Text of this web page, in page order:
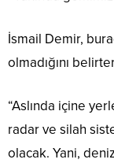
İsmail Demir,
olmadığını
“Aslında içine
radar ve silah
olacak. Yani,